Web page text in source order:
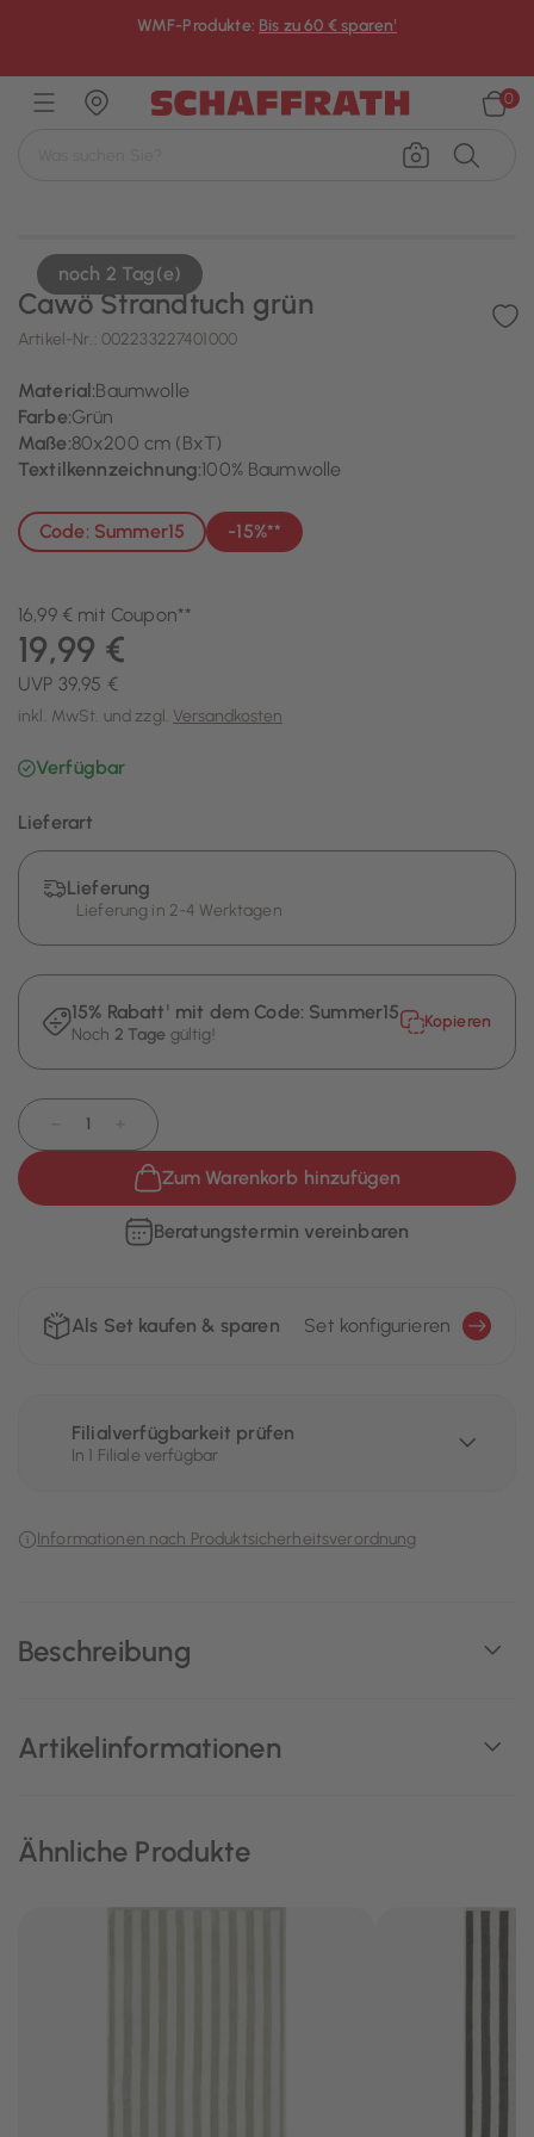
WMF-Produkte: Bis zu 60 € sparen¹
0
noch 2 Tag(e)
Beschreibung
Artikelinformationen
Cawö Strandtuch grün
Artikel-Nr.: 002233227401000
Material:Baumwolle
Farbe:Grün
Maße:80x200 cm (BxT)
Textilkennzeichnung:100% Baumwolle
Code: Summer15 -15%**
16,99 € mit Coupon**
UVP 39,95 €
19,99 €
inkl. MwSt. und zzgl. Versandkosten
Verfügbar
Lieferart
Lieferung
Lieferung in 2-4 Werktagen
15% Rabatt¹ mit dem Code: Summer15
Noch 2 Tage gültig!
Kopieren
Zum Warenkorb hinzufügen
Beratungstermin vereinbaren
Als Set kaufen & sparen Set konfigurieren
Filialverfügbarkeit prüfen
In 1 Filiale verfügbar
Informationen nach Produktsicherheitsverordnung